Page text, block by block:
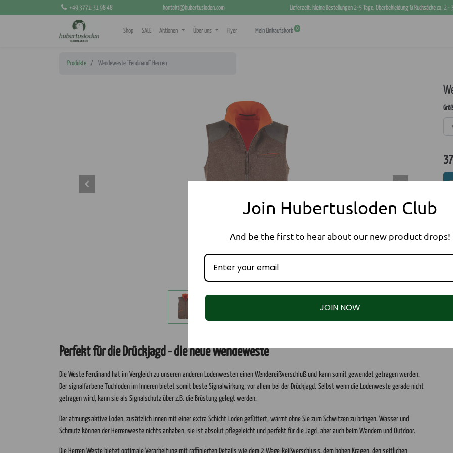
+49 3771 31 98 48 kontakt@hubertusloden.com Lieferzeit: kleine Bestellungen 2-5 Tage, Oberbekleidung & Rucksäcke ca. 2 -
Shop SALE Aktionen Über uns Flyer Mein Einkaufskorb 0
Produkte Wendeweste "Ferdinand" Herren
Perfekt für die Drückjagd - die neue Wendeweste
Die Weste Ferdinand hat im Vergleich zu unseren anderen Lodenwesten einen Wendereißverschluß und kann somit gewendet getragen werden.
Der signalfarbene Tuchloden im Inneren bietet somit beste Signalwirkung, vor allem bei der Drückjagd. Selbst wenn die Lodenweste gerade nicht
getragen wird, kann sie als Signalschutz über z.B. die Brüstung gelegt werden.
Der atmungsaktive Loden, zusätzlich innen mit einer extra Schicht Loden gefüttert, wärmt ohne Sie zum Schwitzen zu bringen. Wasser und
Schmutz können der Herrenweste nichts anhaben, sie ist absolut pflegeleicht und perfekt für die Jagd, aber auch beim Wandern und Outdoor.
Die Herren-Weste bietet optimale Verarbeitung mit raffinierten Details wie dem 2-Wege-Reißverschluss, dem hohen Kragen, den seitlichen
Lodenfarben
Filzfarben
Filz- und Lodenpflege
AGB
Service
Umweltfreundlicher Versand
Versandkostenfrei ab 200 € (DE)
Sichere Bezahlung
Folge uns!
Instagram
Kontakt
Deutschland
Join Hubertusloden Club
And be the first to hear about our new product drops!
JOIN NOW